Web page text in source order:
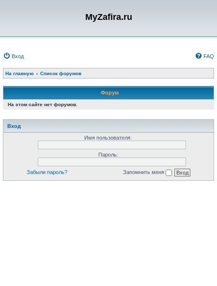
MyZafira.ru
Вход FAQ
На главную Список форумов
Форум
На этом сайте нет форумов.
Вход
Имя пользователя:
Пароль:
Забыли пароль? Запомнить меня